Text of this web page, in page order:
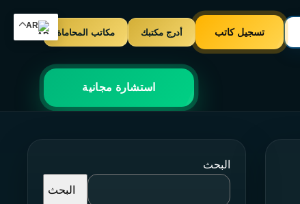
تسجيل كاتب أدرج مكتبك مكاتب المحاماة
استشارة مجانية
البحث
البحث
AR